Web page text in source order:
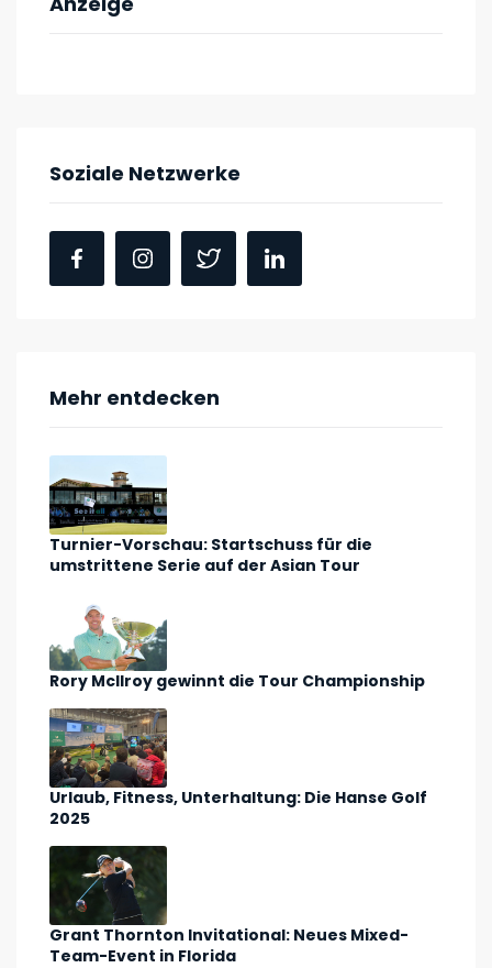
Soziale Netzwerke
Mehr entdecken
Turnier-Vorschau: Startschuss für die
umstrittene Serie auf der Asian Tour
Rory McIlroy gewinnt die Tour Championship
Urlaub, Fitness, Unterhaltung: Die Hanse Golf
2025
Grant Thornton Invitational: Neues Mixed-
Team-Event in Florida